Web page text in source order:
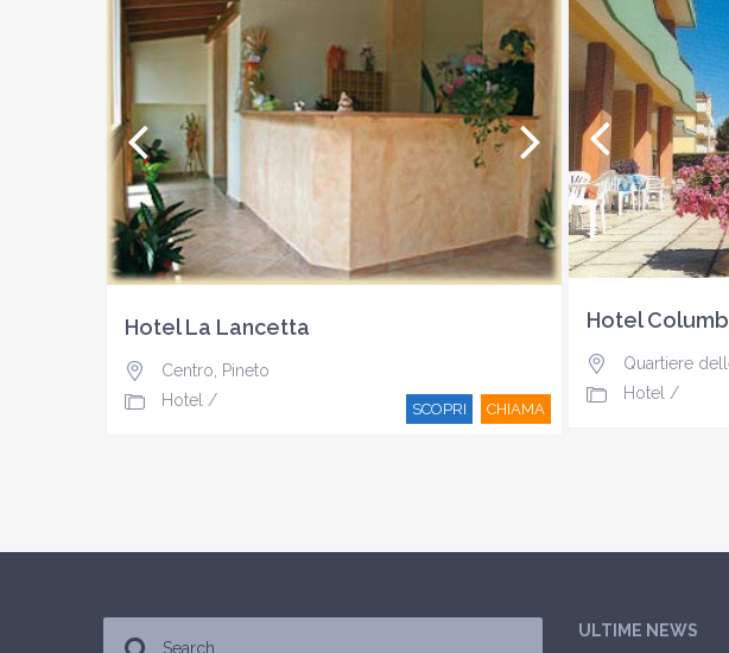
Hotel La Lancetta
Centro
Pineto
Hotel / SCOPRI CHIAMA
Hotel
Quartiere
Hotel/
ULTIME NEWS